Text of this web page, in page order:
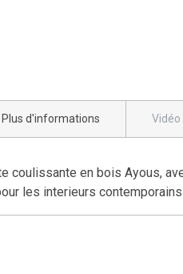
Plus d'informations Vidéo
coulissante en bois Ayous,
les interieurs